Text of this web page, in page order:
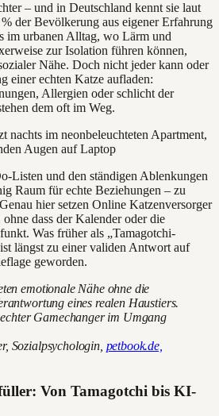
– und in Deutschland kennt sie laut
der Bevölkerung aus eigener Erfahrung
im urbanen Alltag, wo Lärm und
zur Isolation führen können,
Nähe. Doch nicht jeder kann oder
einer echten Katze aufladen:
Allergien oder schlicht der
dem oft im Weg.
Listen und den ständigen Ablenkungen
Raum für echte Beziehungen – zu
hier setzen Online Katzenversorger
dass der Kalender oder die
Was früher als „Tamagotchi-
längst zu einer validen Antwort auf
geworden.
emotionale Nähe ohne die
eines realen Haustiers.
Gamechanger im Umgang
Sozialpsychologin, petbook.de,
Von Tamagotchi bis KI-